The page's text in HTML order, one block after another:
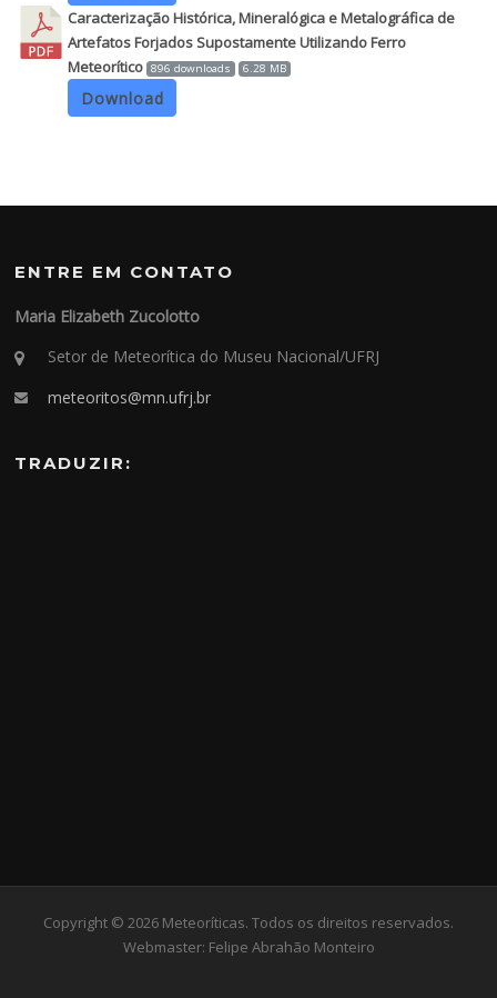
Caracterização Histórica, Mineralógica e Metalográfica de
Artefatos Forjados Supostamente Utilizando Ferro
Meteorítico 896 downloads 6.28 MB
Download
ENTRE EM CONTATO
Maria Elizabeth Zucolotto
Setor de Meteorítica do Museu Nacional/UFRJ
meteoritos@mn.ufrj.br
TRADUZIR:
Copyright © 2026 Meteoríticas. Todos os direitos reservados.
Webmaster: Felipe Abrahão Monteiro